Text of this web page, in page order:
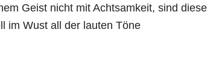
Geist nicht mit Achtsamkeit, sind diese
im Wust all der lauten Töne